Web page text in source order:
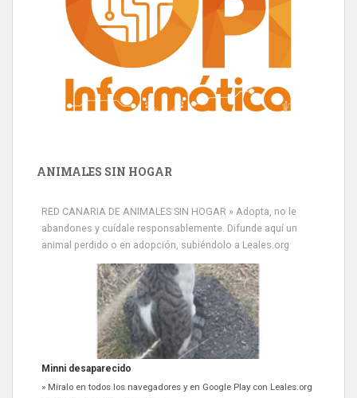
ANIMALES SIN HOGAR
RED CANARIA DE ANIMALES SIN HOGAR » Adopta, no le
abandones y cuídale responsablemente. Difunde aquí un
animal perdido o en adopción, subiéndolo a Leales.org
Siami Perdida
Se llama Siami,es hembra de 4 años,esterilizada con marca de